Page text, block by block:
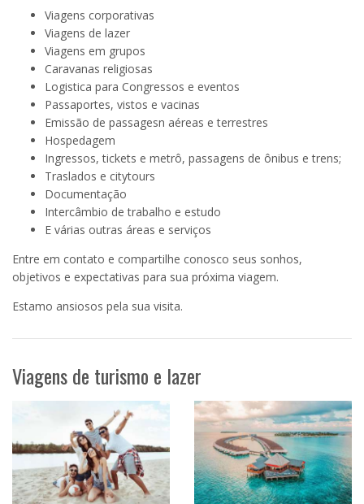
Viagens corporativas
Viagens de lazer
Viagens em grupos
Caravanas religiosas
Logistica para Congressos e eventos
Passaportes, vistos e vacinas
Emissão de passagesn aéreas e terrestres
Hospedagem
Ingressos, tickets e metrô, passagens de ônibus e trens;
Traslados e citytours
Documentação
Intercâmbio de trabalho e estudo
E várias outras áreas e serviços
Entre em contato e compartilhe conosco seus sonhos,
objetivos e expectativas para sua próxima viagem.
Estamo ansiosos pela sua visita.
Viagens de turismo e lazer